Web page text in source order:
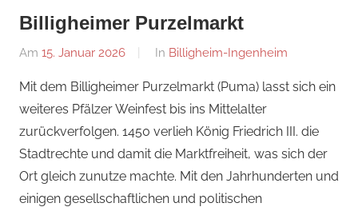
Billigheimer Purzelmarkt
Am 15. Januar 2026
Von
In Billigheim-Ingenheim
Mit dem Billigheimer Purzelmarkt (Puma) lasst sich ein
weiteres Pfälzer Weinfest bis ins Mittelalter
zurückverfolgen. 1450 verlieh König Friedrich III. die
Stadtrechte und damit die Marktfreiheit, was sich der
Ort gleich zunutze machte. Mit den Jahrhunderten und
einigen gesellschaftlichen und politischen